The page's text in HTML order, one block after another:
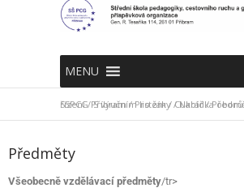
MENU
SSPCG Příbram/Pro žáky/
Nabídka oborů a přijímací řízení/S výučním listem/Cukrář/
Předměty
Všeobecně vzdělávací předměty/tr>